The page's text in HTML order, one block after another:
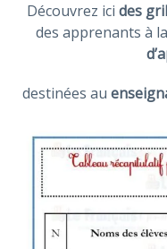
Découvrez ici des
des apprenants à
destinées au